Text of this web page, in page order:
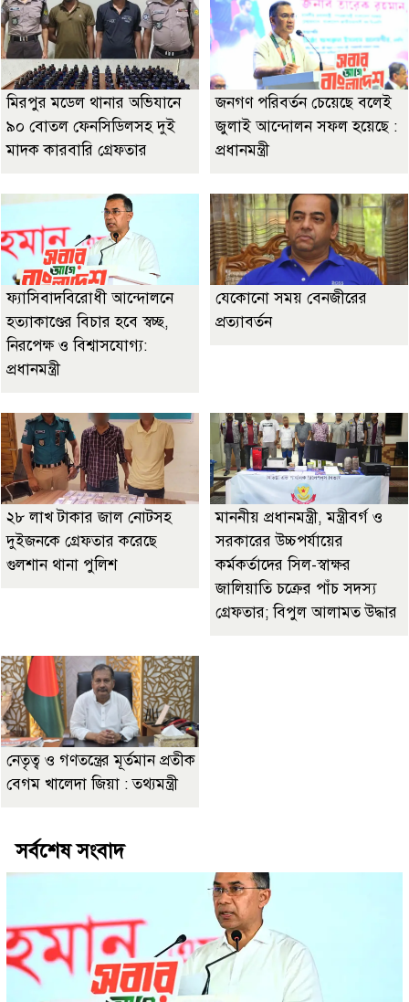
মিরপুর মডেল থানার অভিযানে
৯০ বোতল ফেনসিডিলসহ দুই
মাদক কারবারি গ্রেফতার
জনগণ পরিবর্তন চেয়েছে বলেই
জুলাই আন্দোলন সফল হয়েছে :
প্রধানমন্ত্রী
ফ্যাসিবাদবিরোধী আন্দোলনে
হত্যাকাণ্ডের বিচার হবে স্বচ্ছ,
নিরপেক্ষ ও বিশ্বাসযোগ্য:
প্রধানমন্ত্রী
যেকোনো সময় বেনজীরের
প্রত্যাবর্তন
২৮ লাখ টাকার জাল নোটসহ
দুইজনকে গ্রেফতার করেছে
গুলশান থানা পুলিশ
মাননীয় প্রধানমন্ত্রী, মন্ত্রীবর্গ ও
সরকারের উচ্চপর্যায়ের
কর্মকর্তাদের সিল-স্বাক্ষর
জালিয়াতি চক্রের পাঁচ সদস্য
গ্রেফতার; বিপুল আলামত উদ্ধার
নেতৃত্ব ও গণতন্ত্রের মূর্তমান প্রতীক
বেগম খালেদা জিয়া : তথ্যমন্ত্রী
সর্বশেষ সংবাদ